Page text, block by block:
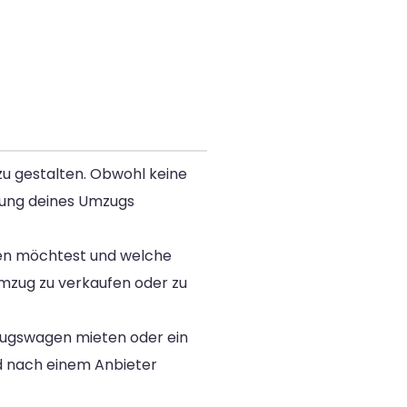
gestalten. Obwohl keine
deines Umzugs
möchtest und welche
zu verkaufen oder zu
mieten oder ein
nach einem Anbieter